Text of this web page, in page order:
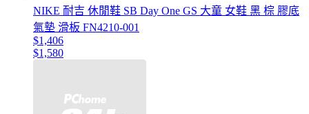
NIKE 耐吉 休閒鞋 SB Day One GS 大童 女鞋 黑 棕 膠底
氣墊 滑板 FN4210-001
$1,406
$1,580